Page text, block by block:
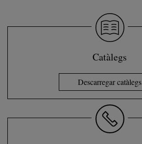
Catàlegs
Descarregar catàlegs